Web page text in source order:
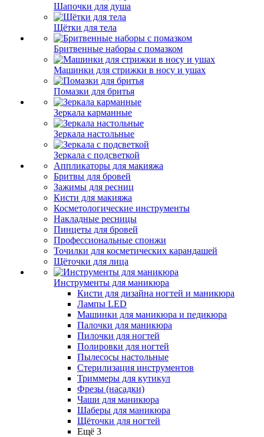
Шапочки для душа
Щётки для тела
Бритвенные наборы с помазком
Машинки для стрижки в носу и ушах
Помазки для бритья
Зеркала карманные
Зеркала настольные
Зеркала с подсветкой
Аппликаторы для макияжа
Бритвы для бровей
Зажимы для ресниц
Кисти для макияжа
Косметологические инструменты
Накладные ресницы
Пинцеты для бровей
Профессиональные спонжи
Точилки для косметических карандашей
Щёточки для лица
Инструменты для маникюра
Кисти для дизайна ногтей и маникюра
Лампы LED
Машинки для маникюра и педикюра
Палочки для маникюра
Пилочки для ногтей
Полировки для ногтей
Пылесосы настольные
Стерилизация инструментов
Триммеры для кутикул
Фрезы (насадки)
Чаши для маникюра
Шаберы для маникюра
Щёточки для ногтей
Ещё 3